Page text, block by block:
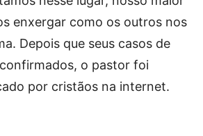
enxergar como os outros nos
Depois que seus casos de
o pastor foi
por cristãos na internet.